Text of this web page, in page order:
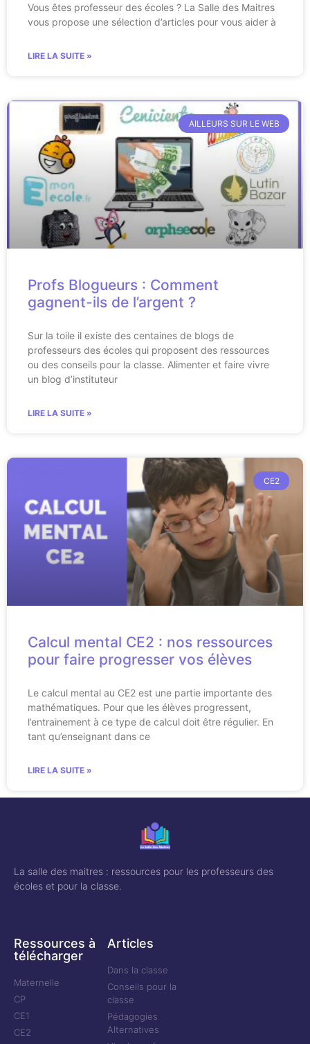
Vous êtes professeur des écoles ? La Salle des Maitres
vous propose une sélection d’articles pour vous aider à
LIRE LA SUITE »
AILLEURS SUR LE WEB
Profs Blogueurs : Comment
gagnent-ils de l’argent ?
Sur la toile il existe des centaines de blogs de
professeurs des écoles qui proposent des ressources
ou des conseils pour la classe. Alimenter et faire vivre
un blog d’instituteur
LIRE LA SUITE »
CE2
Calcul mental CE2 : nos ressources
pour faire progresser vos élèves
Le calcul mental au CE2 est une partie importante des
mathématiques. Pour que les élèves progressent,
l’entrainement à ce type de calcul doit être régulier. En
tant qu’enseignant dans ce
LIRE LA SUITE »
La salle des maitres : ressources pour les professeurs des
écoles et pour la classe.
Ressources à
télécharger
Maternelle
CP
CE1
CE2
Articles
Dans la classe
Conseils pour la
classe
Pédagogies
Alternatives